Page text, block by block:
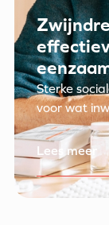
Sterke
voor wat
Lees meer